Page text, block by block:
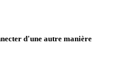
d'une autre manière